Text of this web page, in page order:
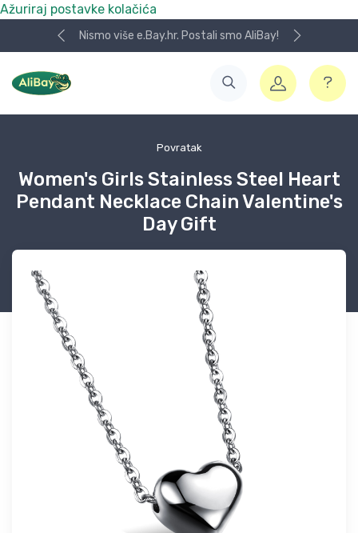
Ažuriraj postavke kolačića
Nismo više e.Bay.hr. Postali smo AliBay!
Povratak
Women's Girls Stainless Steel Heart
Pendant Necklace Chain Valentine's
Day Gift